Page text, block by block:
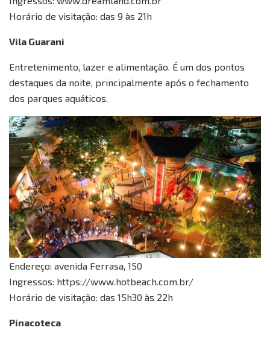
Horário de visitação: das 9 às 21h
Vila Guarani
Entretenimento, lazer e alimentação. É um dos pontos
destaques da noite, principalmente após o fechamento
dos parques aquáticos.
Endereço: avenida Ferrasa, 150
Ingressos: https://www.hotbeach.com.br/
Horário de visitação: das 15h30 às 22h
Pinacoteca